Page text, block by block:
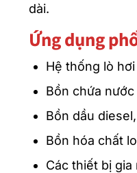
dài.
Ứng dụng
Hệ thống lò
Bồn chứa
Bồn dầu
Bồn hóa chất
Các thiết bị